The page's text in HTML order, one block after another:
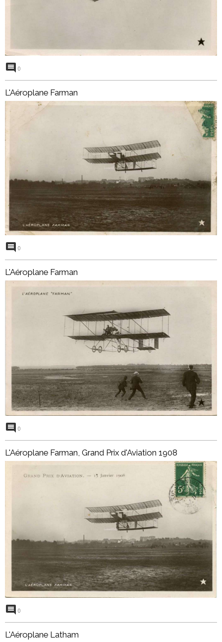
0
L'Aéroplane Farman
0
L'Aéroplane Farman
0
L'Aéroplane Farman, Grand Prix d'Aviation 1908
0
L'Aéroplane Latham